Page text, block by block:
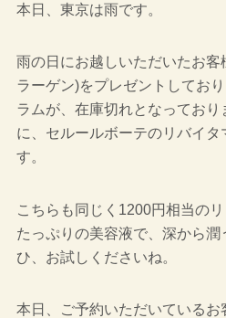
本日、東京は雨です。
雨の日にお越しいただいたお客
ラーゲン)をプレゼントしてお
ラムが、在庫切れとなっており
に、セルールボーテのリバイタ
す。
こちらも同じく1200円相当のリ
たっぷりの美容液で、深から
ひ、お試しくださいね。
本日、ご予約いただいている